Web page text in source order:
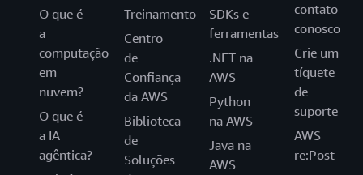
O que é
a
computação
em
nuvem?
O que é
a IA
agêntica?
Treinamento
Centro
de
Confiança
da AWS
Biblioteca
de
Soluções
SDKs e
ferramentas
.NET na
AWS
Python
na AWS
Java na
AWS
contato
conosco
Crie um
tíquete
de
suporte
AWS
re:Post